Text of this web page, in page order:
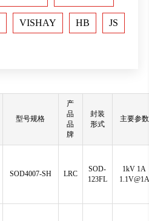
VISHAY HB JS
型号规格
产
品
品
牌
封装
形式
主要参数
SOD4007-SH LRC
SOD-
123FL
1kV 1A
1.1V@1A